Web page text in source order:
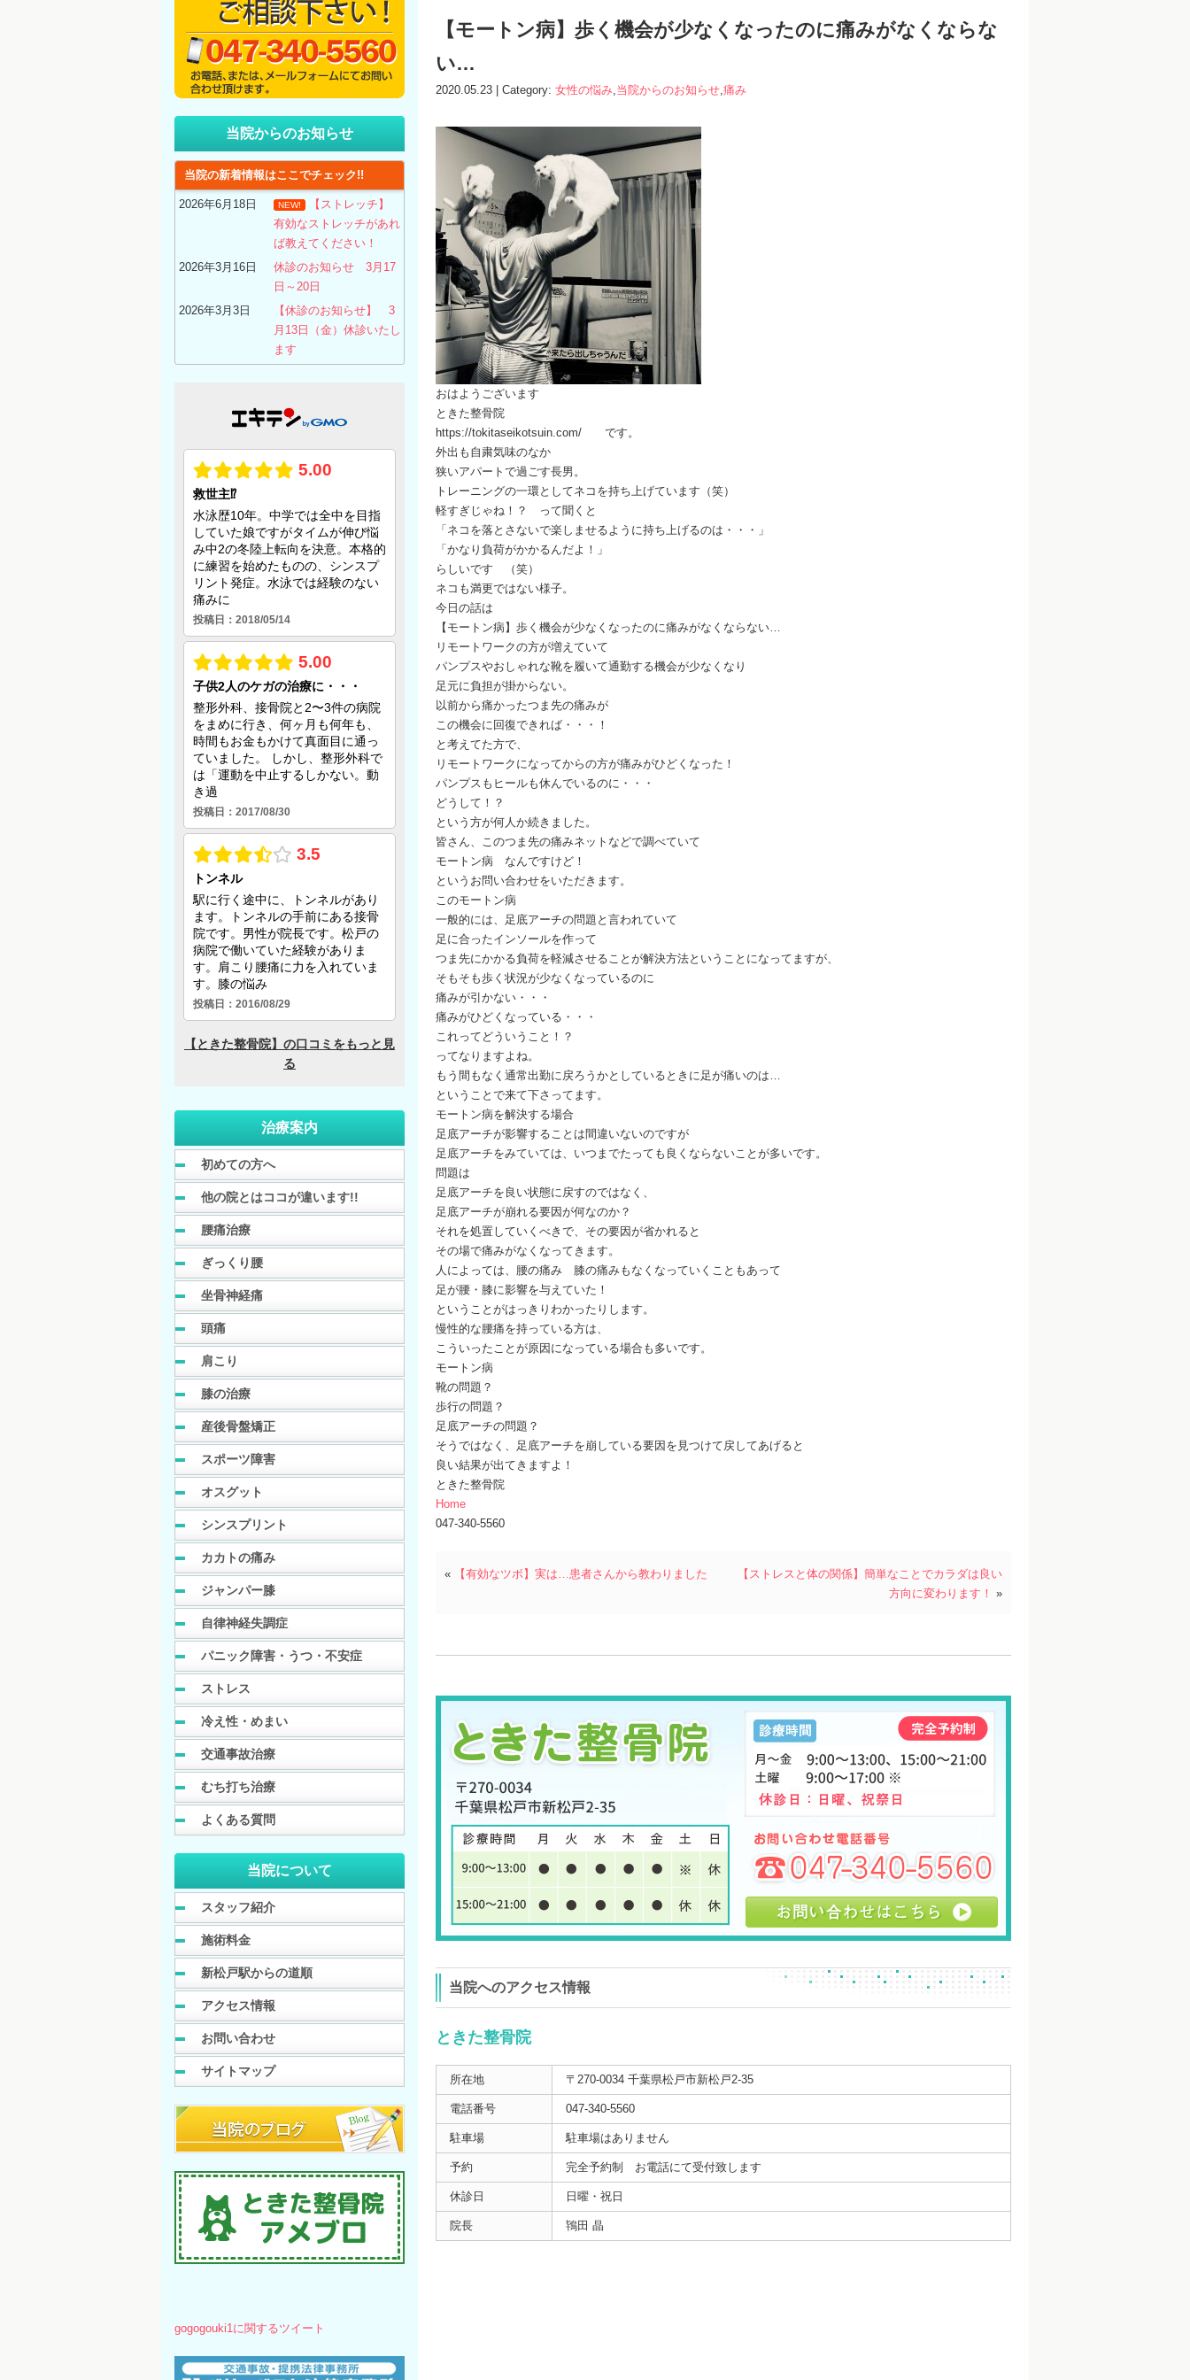
【モートン病】歩く機会が少なくなったのに痛みがなくならな
い…
2020.05.23 | Category: 女性の悩み,当院からのお知らせ,痛み
おはようございます
ときた整骨院
https://tokitaseikotsuin.com/ です。
外出も自粛気味のなか
狭いアパートで過ごす長男。
トレーニングの一環としてネコを持ち上げています（笑）
軽すぎじゃね！？ って聞くと
「ネコを落とさないで楽しませるように持ち上げるのは・・・」
「かなり負荷がかかるんだよ！」
らしいです （笑）
ネコも満更ではない様子。
今日の話は
【モートン病】歩く機会が少なくなったのに痛みがなくならない…
リモートワークの方が増えていて
パンプスやおしゃれな靴を履いて通勤する機会が少なくなり
足元に負担が掛からない。
以前から痛かったつま先の痛みが
この機会に回復できれば・・・！
と考えてた方で、
リモートワークになってからの方が痛みがひどくなった！
パンプスもヒールも休んでいるのに・・・
どうして！？
という方が何人か続きました。
皆さん、このつま先の痛みネットなどで調べていて
モートン病 なんですけど！
というお問い合わせをいただきます。
このモートン病
一般的には、足底アーチの問題と言われていて
足に合ったインソールを作って
つま先にかかる負荷を軽減させることが解決方法ということになってますが、
そもそも歩く状況が少なくなっているのに
痛みが引かない・・・
痛みがひどくなっている・・・
これってどういうこと！？
ってなりますよね。
もう間もなく通常出勤に戻ろうかとしているときに足が痛いのは…
ということで来て下さってます。
モートン病を解決する場合
足底アーチが影響することは間違いないのですが
足底アーチをみていては、いつまでたっても良くならないことが多いです。
問題は
足底アーチを良い状態に戻すのではなく、
足底アーチが崩れる要因が何なのか？
それを処置していくべきで、その要因が省かれると
その場で痛みがなくなってきます。
人によっては、腰の痛み 膝の痛みもなくなっていくこともあって
足が腰・膝に影響を与えていた！
ということがはっきりわかったりします。
慢性的な腰痛を持っている方は、
こういったことが原因になっている場合も多いです。
モートン病
靴の問題？
歩行の問題？
足底アーチの問題？
そうではなく、足底アーチを崩している要因を見つけて戻してあげると
良い結果が出てきますよ！
ときた整骨院
Home
047-340-5560
【ストレスと体の関係】簡単なことでカラダは良い
方向に変わります！ »
« 【有効なツボ】実は…患者さんから教わりました
当院へのアクセス情報
ときた整骨院
所在地 〒270-0034 千葉県松戸市新松戸2-35
電話番号 047-340-5560
駐車場 駐車場はありません
予約 完全予約制 お電話にて受付致します
休診日 日曜・祝日
院長 鴇田 晶
当院からのお知らせ
当院の新着情報はここでチェック!!
2026年6月18日 NEW!
【ストレッチ】
有効なストレッチがあれ
ば教えてください！
2026年3月16日
休診のお知らせ 3月17
日～20日
2026年3月3日
【休診のお知らせ】 3
月13日（金）休診いたし
ます
治療案内
初めての方へ
他の院とはココが違います!!
腰痛治療
ぎっくり腰
坐骨神経痛
頭痛
肩こり
膝の治療
産後骨盤矯正
スポーツ障害
オスグット
シンスプリント
カカトの痛み
ジャンパー膝
自律神経失調症
パニック障害・うつ・不安症
ストレス
冷え性・めまい
交通事故治療
むち打ち治療
よくある質問
当院について
スタッフ紹介
施術料金
新松戸駅からの道順
アクセス情報
お問い合わせ
サイトマップ
gogogouki1に関するツイート